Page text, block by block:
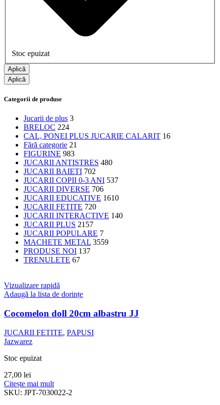
Stoc epuizat
Aplică
Aplică
Categorii de produse
Jucarii de plus 3
BRELOC 224
CAL, PONEI PLUS JUCARIE CALARIT 16
Fără categorie 21
FIGURINE 983
JUCARII ANTISTRES 480
JUCARII BAIETI 702
JUCARII COPII 0-3 ANI 537
JUCARII DIVERSE 706
JUCARII EDUCATIVE 1610
JUCARII FETITE 720
JUCARII INTERACTIVE 140
JUCARII PLUS 2157
JUCARII POPULARE 7
MACHETE METAL 3559
PRODUSE NOI 137
TRENULETE 67
Vizualizare rapidă
Adaugă la lista de dorințe
Cocomelon doll 20cm albastru JJ
JUCARII FETITE, PAPUSI
Jazwarez
Stoc epuizat
27,00 lei
Citește mai mult
SKU: JPT-7030022-2